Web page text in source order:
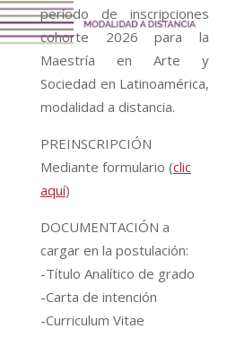
período de inscripciones
cohorte 2026 para la
Maestría en Arte y
Sociedad en Latinoamérica,
modalidad a distancia.
PREINSCRIPCIÓN
Mediante formulario (clic
aquí)
DOCUMENTACIÓN a
cargar en la postulación:
-Título Analítico de grado
-Carta de intención
-Curriculum Vitae